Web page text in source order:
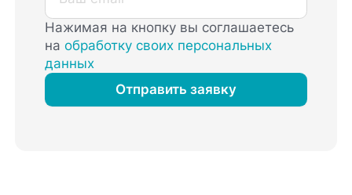
Нажимая на кнопку вы соглашаетесь
наобработку своих персональных
данных
Отправить заявку